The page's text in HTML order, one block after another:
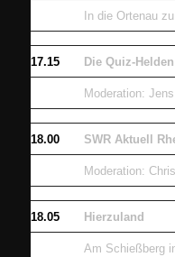
In die Ortenau
17.15 Die Quiz-
Moderation:
18.00 SWR Aktuell
Moderation:
18.05 Hierzuland
Am Schießberg